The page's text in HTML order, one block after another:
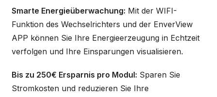
Smarte Energieüberwachung: Mit der WIFI-
Funktion des Wechselrichters und der EnverView
APP können Sie Ihre Energieerzeugung in Echtzeit
verfolgen und Ihre Einsparungen visualisieren.
Bis zu 250€ Ersparnis pro Modul: Sparen Sie
Stromkosten und reduzieren Sie Ihre